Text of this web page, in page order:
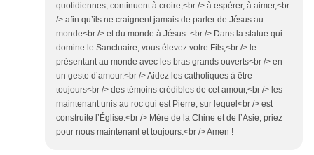
quotidiennes, continuent à croire,<br /> à espérer, à aimer,<br
/> afin qu’ils ne craignent jamais de parler de Jésus au
monde<br /> et du monde à Jésus. <br /> Dans la statue qui
domine le Sanctuaire, vous élevez votre Fils,<br /> le
présentant au monde avec les bras grands ouverts<br /> en
un geste d’amour.<br /> Aidez les catholiques à être
toujours<br /> des témoins crédibles de cet amour,<br /> les
maintenant unis au roc qui est Pierre, sur lequel<br /> est
construite l’Église.<br /> Mère de la Chine et de l’Asie, priez
pour nous maintenant et toujours.<br /> Amen !